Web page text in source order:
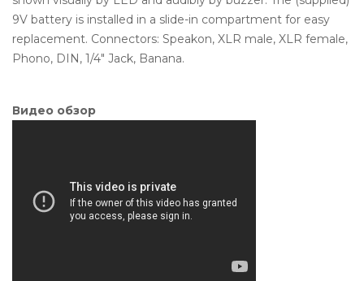
9V battery is installed in a slide-in compartment for easy
replacement. Connectors: Speakon, XLR male, XLR female,
Phono, DIN, 1/4" Jack, Banana.
Видео обзор